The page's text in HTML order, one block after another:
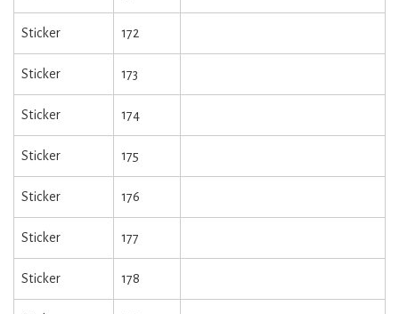
Sticker 172
Sticker 173
Sticker 174
Sticker 175
Sticker 176
Sticker 177
Sticker 178